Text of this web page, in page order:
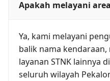
Apakah melayani
Ya, kami melayani
balik nama
layanan STNK lainnya
seluruh wilayah